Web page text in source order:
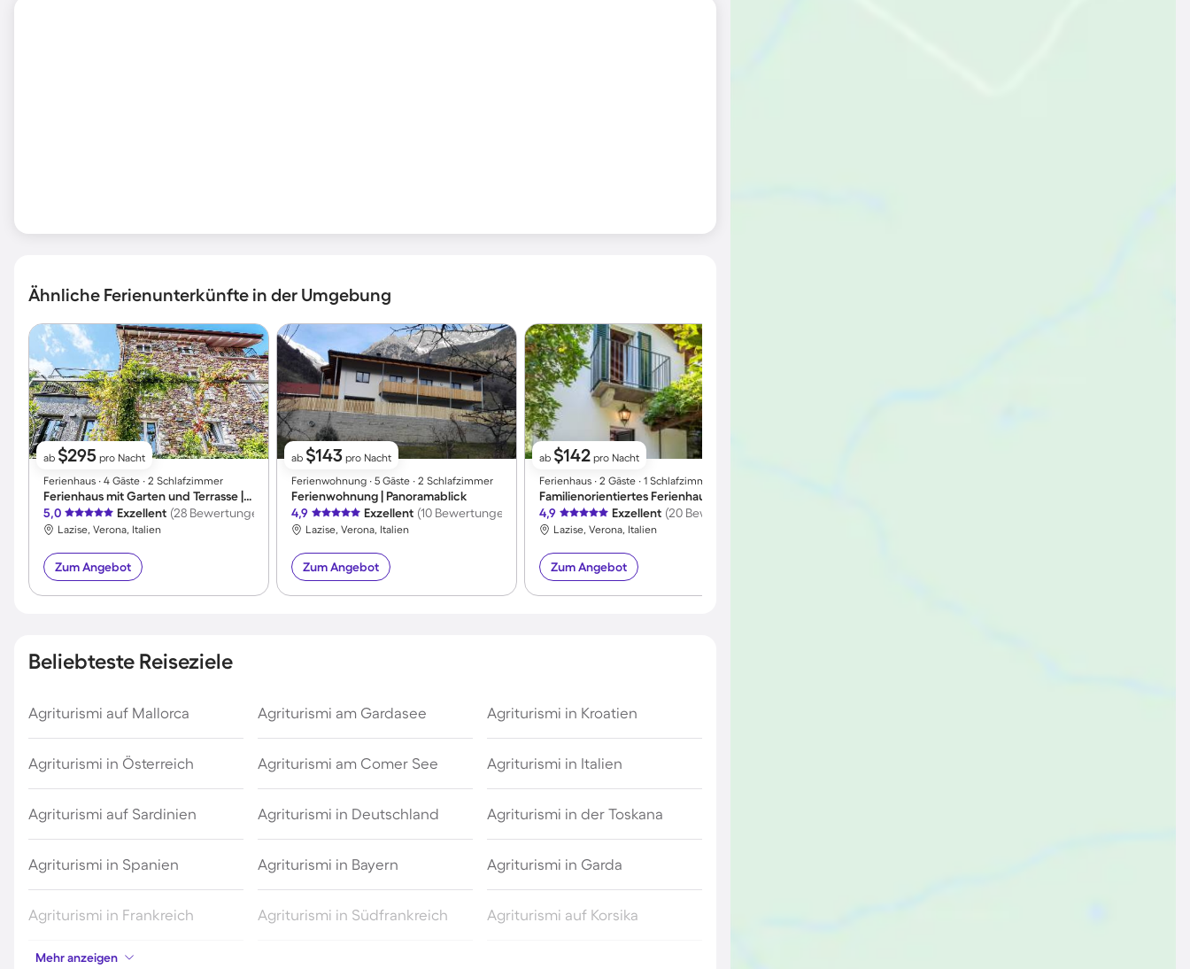
Ähnliche Ferienunterkünfte in der Umgebung
ab $295 pro Nacht
Ferienhaus ∙ 4 Gäste ∙ 2 Schlafzimmer
Ferienhaus mit Garten und Terrasse | Seeblick
5,0
Exzellent (28 Bewertungen)
Lazise, Verona, Italien
Zum Angebot
ab $143 pro Nacht
Ferienwohnung ∙ 5 Gäste ∙ 2 Schlafzimmer
Ferienwohnung | Panoramablick
4,9
Exzellent (10 Bewertungen)
Lazise, Verona, Italien
Zum Angebot
ab $142 pro Nacht
Ferienhaus ∙ 2 Gäste ∙ 1 Schlafzimmer
4,9
Exzellent (20 Bewertungen)
Lazise, Verona, Italien
Zum Angebot
Beliebteste Reiseziele
Agriturismi auf Mallorca Agriturismi am Gardasee Agriturismi in Kroatien
Agriturismi in Österreich Agriturismi am Comer See Agriturismi in Italien
Agriturismi auf Sardinien Agriturismi in Deutschland Agriturismi in der Toskana
Agriturismi in Spanien Agriturismi in Bayern Agriturismi in Garda
Agriturismi in Frankreich Agriturismi in Südfrankreich Agriturismi auf Korsika
Agriturismi in der Schweiz
Mehr anzeigen